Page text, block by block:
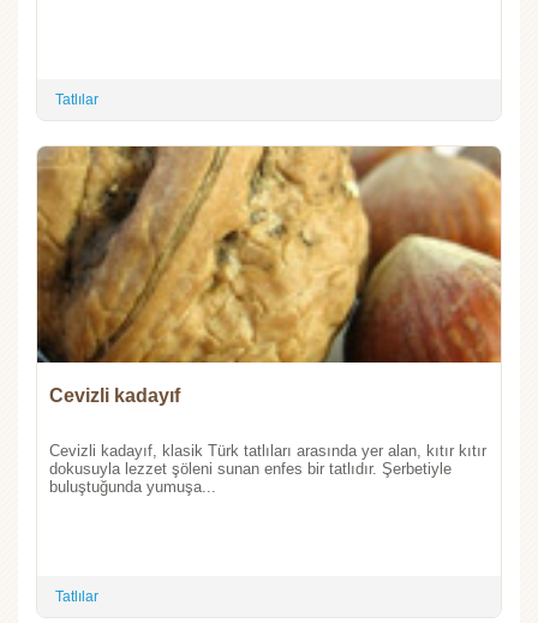
Tatlılar
Cevizli kadayıf
Cevizli kadayıf, klasik Türk tatlıları arasında yer alan, kıtır kıtır
dokusuyla lezzet şöleni sunan enfes bir tatlıdır. Şerbetiyle
buluştuğunda yumuşa...
Tatlılar